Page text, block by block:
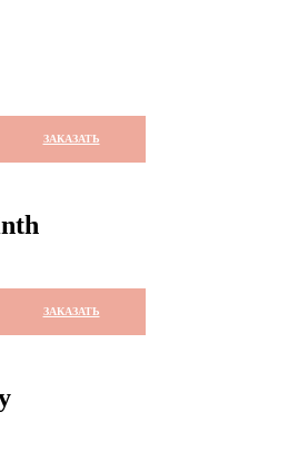
ЗАКАЗАТЬ
ЗАКАЗАТЬ